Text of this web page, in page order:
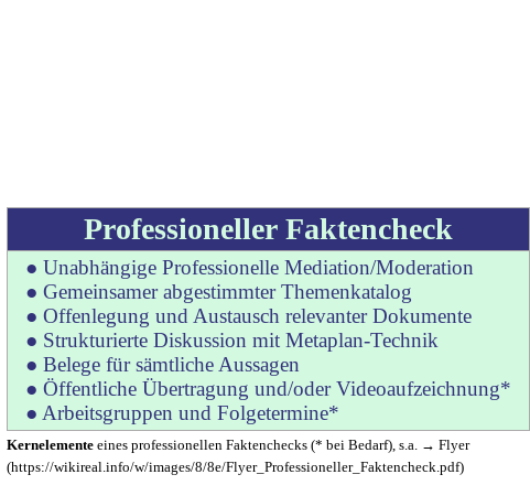
Professioneller Faktencheck
● Unabhängige Professionelle Mediation/Moderation
● Gemeinsamer abgestimmter Themenkatalog
● Offenlegung und Austausch relevanter Dokumente
● Strukturierte Diskussion mit Metaplan-Technik
● Belege für sämtliche Aussagen
● Öffentliche Übertragung und/oder Videoaufzeichnung*
● Arbeitsgruppen und Folgetermine*
Kernelemente eines professionellen Faktenchecks (* bei Bedarf), s.a. → Flyer